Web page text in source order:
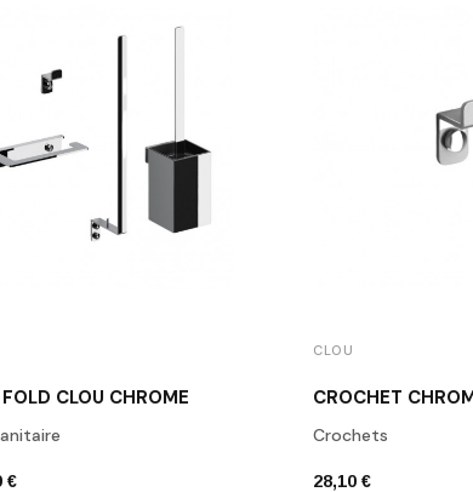
CLOU CHROME
€
CLOU
CROCHET
Crochets
28,10 €